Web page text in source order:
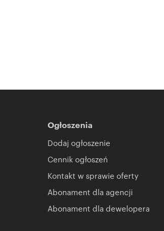
Ogłoszenia
Dodaj ogłoszenie
Cennik ogłoszeń
Kontakt w sprawie oferty
Abonament dla agencji
Abonament dla dewelopera